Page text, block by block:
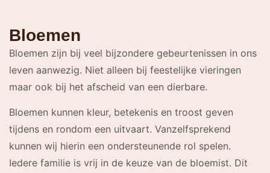
Bloemen
Bloemen zijn bij veel bijzondere gebeurtenissen in ons
leven aanwezig. Niet alleen bij feestelijke vieringen
maar ook bij het afscheid van een dierbare.
Bloemen kunnen kleur, betekenis en troost geven
tijdens en rondom een uitvaart. Vanzelfsprekend
kunnen wij hierin een ondersteunende rol spelen.
Iedere familie is vrij in de keuze van de bloemist. Dit